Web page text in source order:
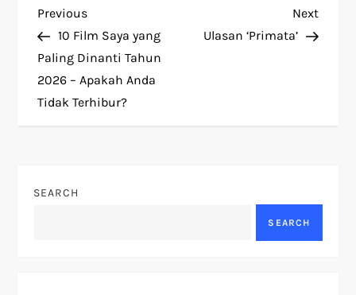
P
o
s
a
Previous
Post
Previous
10 Film Saya yang
Paling Dinanti Tahun
2026 – Apakah Anda
Tidak Terhibur?
Next
Post
Next
Ulasan ‘Primata’
SEARCH
SEARCH